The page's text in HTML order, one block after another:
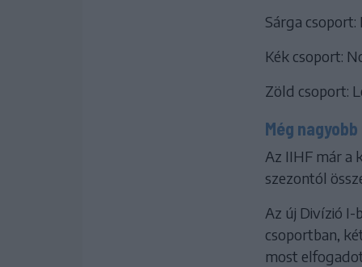
Sárga
Kék csoport:
Zöld csoport:
Még
Az IIHF már a
szezontól
Az új Divízió I-
csoportban,
most